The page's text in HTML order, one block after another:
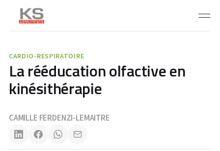
CARDIO-RESPIRATOIRE
La rééducation olfactive en
kinésithérapie
CAMILLE FERDENZI-LEMAITRE